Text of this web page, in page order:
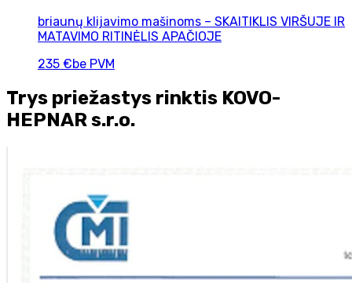
briaunų klijavimo mašinoms – SKAITIKLIS VIRŠUJE IR
MATAVIMO RITINĖLIS APAČIOJE
235 €be PVM
Trys priežastys rinktis KOVO-
HEPNAR s.r.o.